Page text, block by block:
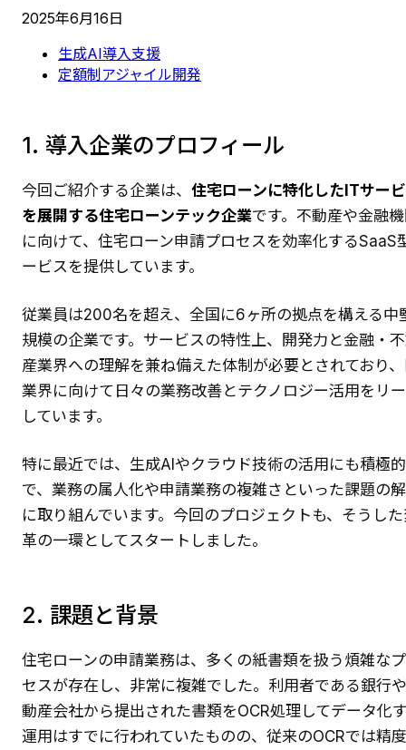
2025年6月16日
生成AI導入支援
定額制アジャイル開発
1. 導入企業のプロフィール
今回ご紹介する企業は、 住宅ローンに特化したITサー
を展開する住宅ローンテック企業です。不動産や金融
に向けて、住宅ローン申請プロセスを効率化するSaaS
ービスを提供しています。
従業員は200名を超え、全国に6ヶ所の拠点を構える中
規模の企業です。サービスの特性上、開発力と金融・
産業界への理解を兼ね備えた体制が必要とされており
業界に向けて日々の業務改善とテクノロジー活用をリ
しています。
特に最近では、生成AIやクラウド技術の活用にも積極的
で、業務の属人化や申請業務の複雑さといった課題の
に取り組んでいます。今回のプロジェクトも、そうし
革の一環としてスタートしました。
2. 課題と背景
住宅ローンの申請業務は、多くの紙書類を扱う煩雑な
セスが存在し、非常に複雑でした。利用者である銀行
動産会社から提出された書類をOCR処理してデータ化
運用はすでに行われていたものの、従来のOCRでは精